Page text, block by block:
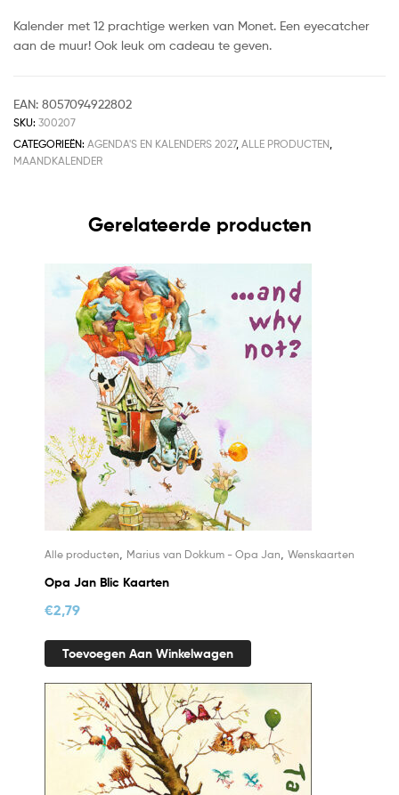
Kalender met 12 prachtige werken van Monet. Een eyecatcher
aan de muur! Ook leuk om cadeau te geven.
EAN: 8057094922802
SKU: 300207
CATEGORIEËN: AGENDA'S EN KALENDERS 2027, ALLE PRODUCTEN
MAANDKALENDER
Gerelateerde producten
Alle producten, Marius van Dokkum - Opa Jan, Wenskaarten
Opa Jan Blic Kaarten
€2,79
Toevoegen Aan Winkelwagen